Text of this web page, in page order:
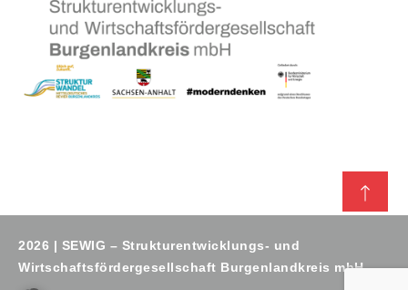
2026 | SEWIG – Strukturentwicklungs- und
Wirtschaftsfördergesellschaft Burgenlandkreis mbH